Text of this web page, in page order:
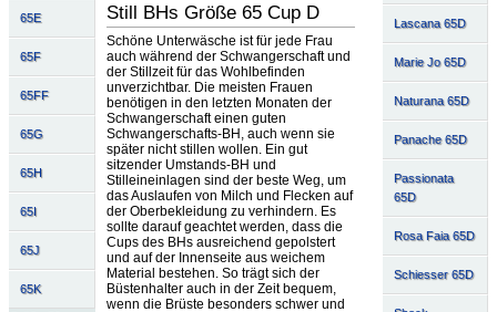
65E
65F
65FF
65G
65H
65I
65J
65K
Lascana 65D
Marie Jo 65D
Naturana 65D
Panache 65D
Passionata
65D
Rosa Faia 65D
Schiesser 65D
Still BHs Größe 65 Cup D
Schöne Unterwäsche ist für jede Frau
auch während der Schwangerschaft und
der Stillzeit für das Wohlbefinden
unverzichtbar. Die meisten Frauen
benötigen in den letzten Monaten der
Schwangerschaft einen guten
Schwangerschafts-BH, auch wenn sie
später nicht stillen wollen. Ein gut
sitzender Umstands-BH und
Stilleineinlagen sind der beste Weg, um
das Auslaufen von Milch und Flecken auf
der Oberbekleidung zu verhindern. Es
sollte darauf geachtet werden, dass die
Cups des BHs ausreichend gepolstert
und auf der Innenseite aus weichem
Material bestehen. So trägt sich der
Büstenhalter auch in der Zeit bequem,
wenn die Brüste besonders schwer und